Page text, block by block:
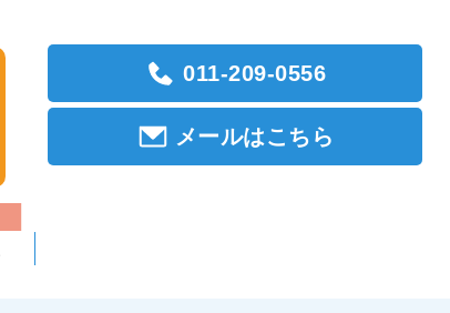
011-209-0556
メールはこちら